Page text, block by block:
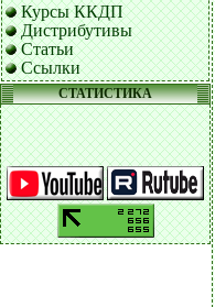
Курсы ККДП
Дистрибутивы
Статьи
Ссылки
СТАТИСТИКА